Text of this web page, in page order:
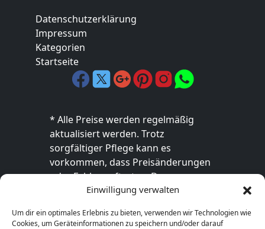
Einwilligung verwalten
Um dir ein optimales Erlebnis zu bieten, verwenden wir Technologien wie
Cookies, um Geräteinformationen zu speichern und/oder darauf
Datenschutzerklärung
Impressum
Kategorien
Startseite
* Alle Preise werden regelmäßig
aktualisiert werden. Trotz
sorgfältiger Pflege kann es
vorkommen, dass Preisänderungen
oder Fehler auftreten. Der
endgültige Preis sowie die
ausschließlich im jeweiligen Online-